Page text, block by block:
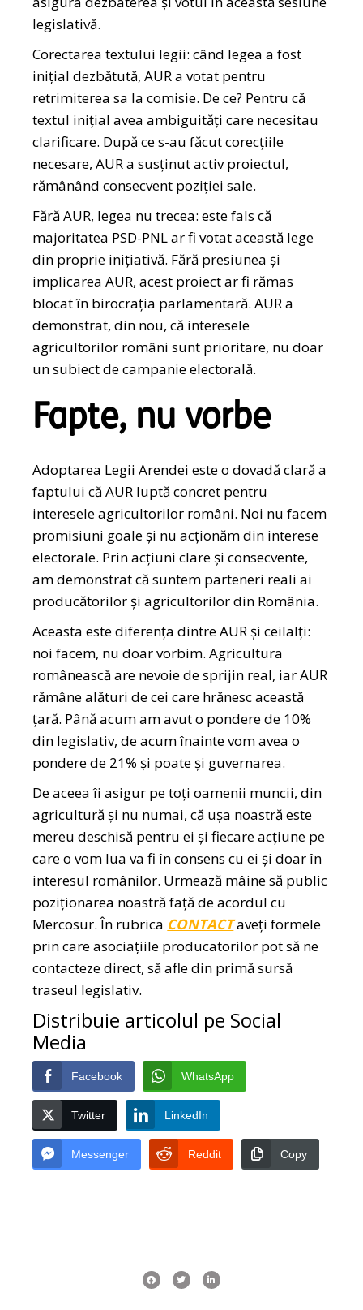
legislativă.
Corectarea textului legii: când legea a fost
inițial dezbătută, AUR a votat pentru
retrimiterea sa la comisie. De ce? Pentru că
textul inițial avea ambiguități care necesitau
clarificare. După ce s-au făcut corecțiile
necesare, AUR a susținut activ proiectul,
rămânând consecvent poziției sale.
Fără AUR, legea nu trecea: este fals că
majoritatea PSD-PNL ar fi votat această lege
din proprie inițiativă. Fără presiunea și
implicarea AUR, acest proiect ar fi rămas
blocat în birocrația parlamentară. AUR a
demonstrat, din nou, că interesele
agricultorilor români sunt prioritare, nu doar
un subiect de campanie electorală.
Fapte, nu vorbe
Adoptarea Legii Arendei este o dovadă clară a
faptului că AUR luptă concret pentru
interesele agricultorilor români. Noi nu facem
promisiuni goale și nu acționăm din interese
electorale. Prin acțiuni clare și consecvente,
am demonstrat că suntem parteneri reali ai
producătorilor și agricultorilor din România.
Aceasta este diferența dintre AUR și ceilalți:
noi facem, nu doar vorbim. Agricultura
românească are nevoie de sprijin real, iar AUR
rămâne alături de cei care hrănesc această
țară. Până acum am avut o pondere de 10%
din legislativ, de acum înainte vom avea o
pondere de 21% și poate și guvernarea.
De aceea îi asigur pe toți oamenii muncii, din
agricultură și nu numai, că ușa noastră este
mereu deschisă pentru ei și fiecare acțiune pe
care o vom lua va fi în consens cu ei și doar în
interesul românilor. Urmează mâine să public
poziționarea noastră față de acordul cu
Mercosur. În rubrica CONTACTaveți formele
prin care asociațiile producatorilor pot să ne
contacteze direct, să afle din primă sursă
traseul legislativ.
Distribuie articolul pe Social
Media
Facebook WhatsApp
Twitter LinkedIn
Messenger Reddit Copy